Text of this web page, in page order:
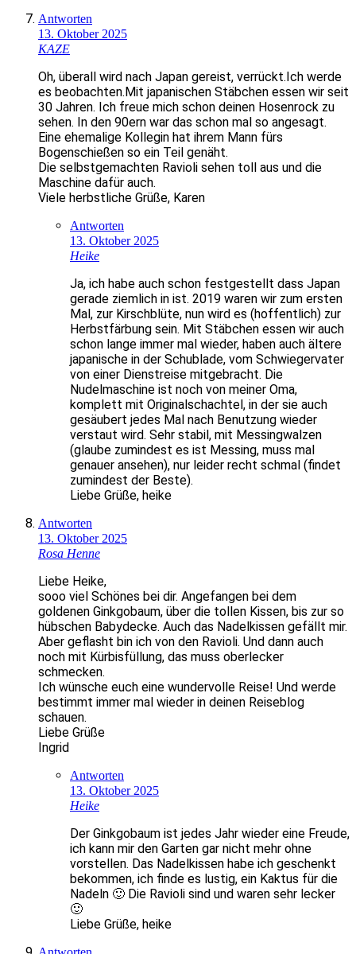
Antworten
13. Oktober 2025
KAZE
Oh, überall wird nach Japan gereist, verrückt.Ich werde
es beobachten.Mit japanischen Stäbchen essen wir seit
30 Jahren. Ich freue mich schon deinen Hosenrock zu
sehen. In den 90ern war das schon mal so angesagt.
Eine ehemalige Kollegin hat ihrem Mann fürs
Bogenschießen so ein Teil genäht.
Die selbstgemachten Ravioli sehen toll aus und die
Maschine dafür auch.
Viele herbstliche Grüße, Karen
Antworten
13. Oktober 2025
Heike
Ja, ich habe auch schon festgestellt dass Japan
gerade ziemlich in ist. 2019 waren wir zum ersten
Mal, zur Kirschblüte, nun wird es (hoffentlich) zur
Herbstfärbung sein. Mit Stäbchen essen wir auch
schon lange immer mal wieder, haben auch ältere
japanische in der Schublade, vom Schwiegervater
von einer Dienstreise mitgebracht. Die
Nudelmaschine ist noch von meiner Oma,
komplett mit Originalschachtel, in der sie auch
gesäubert jedes Mal nach Benutzung wieder
verstaut wird. Sehr stabil, mit Messingwalzen
(glaube zumindest es ist Messing, muss mal
genauer ansehen), nur leider recht schmal (findet
zumindest der Beste).
Liebe Grüße, heike
Antworten
13. Oktober 2025
Rosa Henne
Liebe Heike,
sooo viel Schönes bei dir. Angefangen bei dem
goldenen Ginkgobaum, über die tollen Kissen, bis zur so
hübschen Babydecke. Auch das Nadelkissen gefällt mir.
Aber geflasht bin ich von den Ravioli. Und dann auch
noch mit Kürbisfüllung, das muss oberlecker
schmecken.
Ich wünsche euch eine wundervolle Reise! Und werde
bestimmt immer mal wieder in deinen Reiseblog
schauen.
Liebe Grüße
Ingrid
Antworten
13. Oktober 2025
Heike
Der Ginkgobaum ist jedes Jahr wieder eine Freude,
ich kann mir den Garten gar nicht mehr ohne
vorstellen. Das Nadelkissen habe ich geschenkt
bekommen, ich finde es lustig, ein Kaktus für die
Nadeln 🙂 Die Ravioli sind und waren sehr lecker
🙂
Liebe Grüße, heike